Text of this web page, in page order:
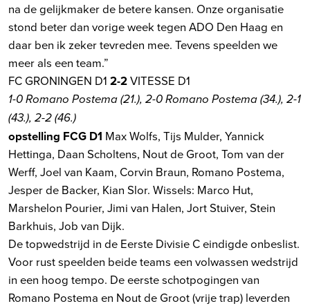
na de gelijkmaker de betere kansen. Onze organisatie
stond beter dan vorige week tegen ADO Den Haag en
daar ben ik zeker tevreden mee. Tevens speelden we
meer als een team.”
FC GRONINGEN D1 2-2VITESSE D1
1-0 Romano Postema (21.), 2-0 Romano Postema (34.), 2-1
(43.), 2-2 (46.)
opstelling FCG D1 Max Wolfs, Tijs Mulder, Yannick
Hettinga, Daan Scholtens, Nout de Groot, Tom van der
Werff, Joel van Kaam, Corvin Braun, Romano Postema,
Jesper de Backer, Kian Slor. Wissels: Marco Hut,
Marshelon Pourier, Jimi van Halen, Jort Stuiver, Stein
Barkhuis, Job van Dijk.
De topwedstrijd in de Eerste Divisie C eindigde onbeslist.
Voor rust speelden beide teams een volwassen wedstrijd
in een hoog tempo. De eerste schotpogingen van
Romano Postema en Nout de Groot (vrije trap) leverden